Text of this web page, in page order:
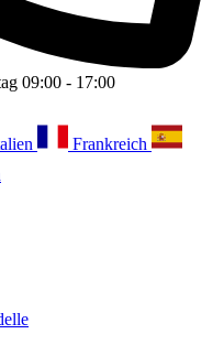
09:00 - 17:00
Frankreich